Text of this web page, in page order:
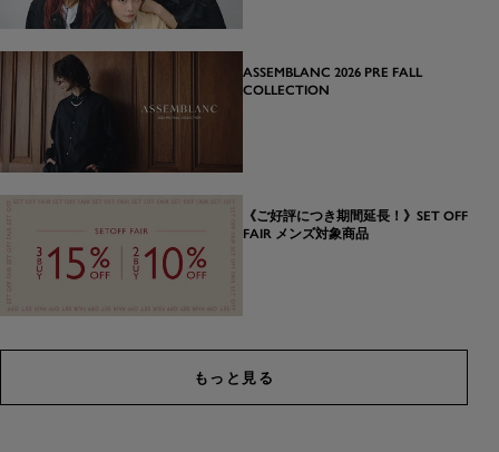
ASSEMBLANC 2026 PRE FALL
COLLECTION
《ご好評につき期間延長！》SET OFF
FAIR メンズ対象商品
もっと見る